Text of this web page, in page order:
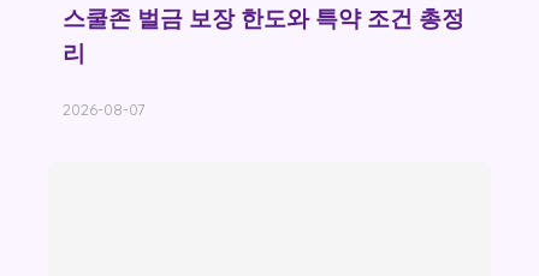
스쿨존 벌금 보장 한도와 특약 조건 총정
리
2026-08-07